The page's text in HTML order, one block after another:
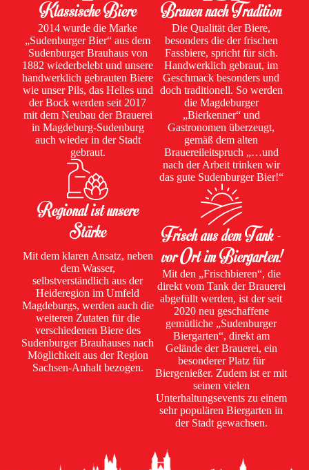
Klassische Biere
2014 wurde die Marke
„Sudenburger Bier“ aus dem
Sudenburger Brauhaus von
1882 wiederbelebt und unsere
handwerklich gebrauten Biere
wie unser Pils, das Helles und
der Bock werden seit 2017
mit dem Neubau der Brauerei
in Magdeburg-Sudenburg
auch wieder in der Stadt
gebraut.
Regional ist unsere
Stärke
Mit dem klaren Ansatz, neben
dem Wasser,
selbstverständlich aus der
Heideregion im Umfeld
Magdeburgs, werden auch die
weiteren Zutaten für die
verschiedenen Biere des
Sudenburger Brauhauses nach
Möglichkeit aus der Region
Sachsen-Anhalt bezogen.
Brauen nach Tradition
Die Qualität der Biere,
besonders die der frischen
Fassbiere, spricht für sich.
Handwerklich gebraut, im
Geschmack besonders und
doch traditionell. So werden
die Magdeburger
„Bierkenner“ und
Gastronomen überzeugt,
gemäß dem alten
Brauereileitspruch „…und
nach der Arbeit trinken wir
das gute Sudenburger Bier!“
Frisch aus dem Tank -
vor Ort im Biergarten!
Mit den „Frischbieren“, die
direkt vom Tank der Brauerei
abgefüllt werden, ist der seit
2020 neu geschaffene
gemütliche „Sudenburger
Biergarten“, direkt am
Gelände der Brauerei, ein
besonderer Platz für
Biergenießer. Zudem ist er mit
seinen vielen
Unterhaltungsevents zu einem
sehr populären Biergarten in
der Stadt gewachsen.